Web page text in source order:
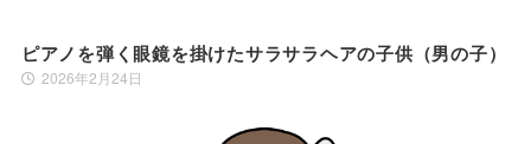
ピアノを弾く眼鏡を掛けたサラサラヘアの子供（男の子）
2026年2月24日